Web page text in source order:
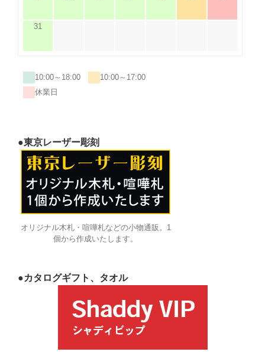
31
10:00～18:00
10:00～17:00
休業日
●東京レーザー彫刻
オリジナル木札・喧嘩札などの小物通販。1
個から作成いたします。
●カタログギフト、タオル